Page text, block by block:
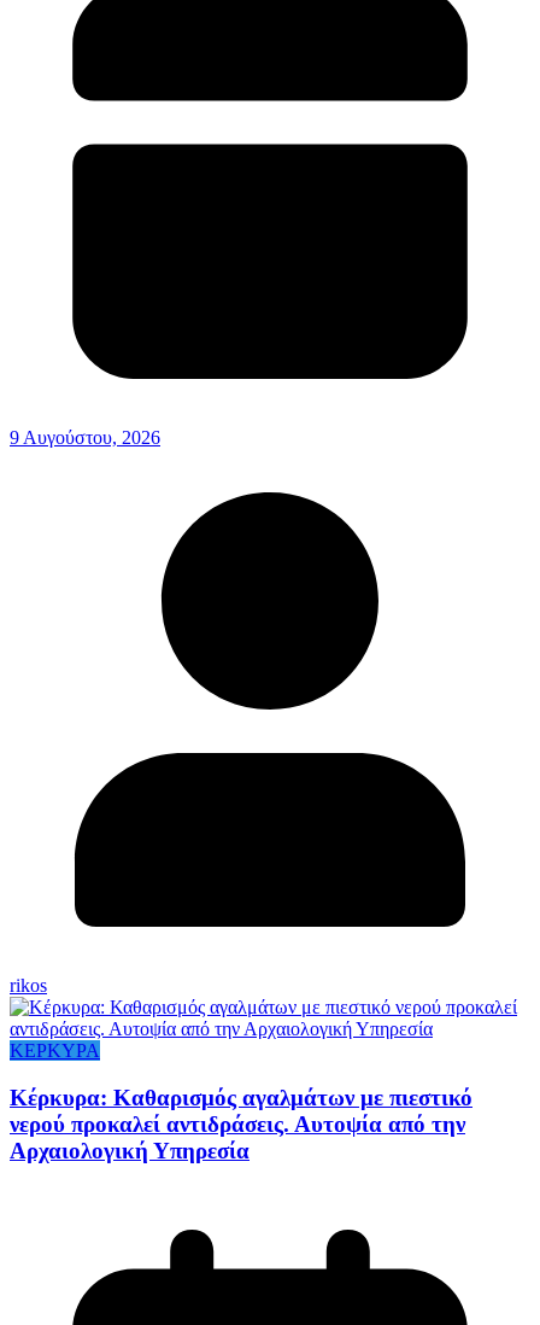
9 Αυγούστου, 2026
rikos
ΚΕΡΚΥΡΑ
Κέρκυρα: Καθαρισμός αγαλμάτων με πιεστικό
νερού προκαλεί αντιδράσεις. Αυτοψία από την
Αρχαιολογική Υπηρεσία